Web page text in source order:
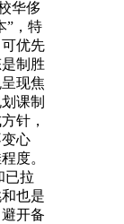
华侈
”，特
优先
制胜
现焦
课制
针，
心
度。
已拉
也是
开备